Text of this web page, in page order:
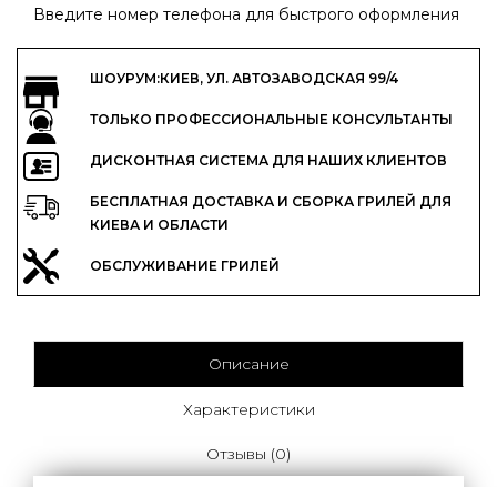
Введите номер телефона для быстрого оформления
ШОУРУМ:КИЕВ, УЛ. АВТОЗАВОДСКАЯ 99/4
ТОЛЬКО ПРОФЕССИОНАЛЬНЫЕ КОНСУЛЬТАНТЫ
ДИСКОНТНАЯ СИСТЕМА ДЛЯ НАШИХ КЛИЕНТОВ
БЕСПЛАТНАЯ ДОСТАВКА И СБОРКА ГРИЛЕЙ ДЛЯ
КИЕВА И ОБЛАСТИ
ОБСЛУЖИВАНИЕ ГРИЛЕЙ
Описание
Характеристики
Отзывы (0)